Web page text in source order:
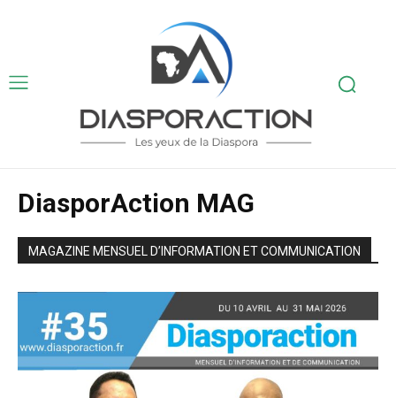
DiasporAction MAG
MAGAZINE MENSUEL D’INFORMATION ET COMMUNICATION